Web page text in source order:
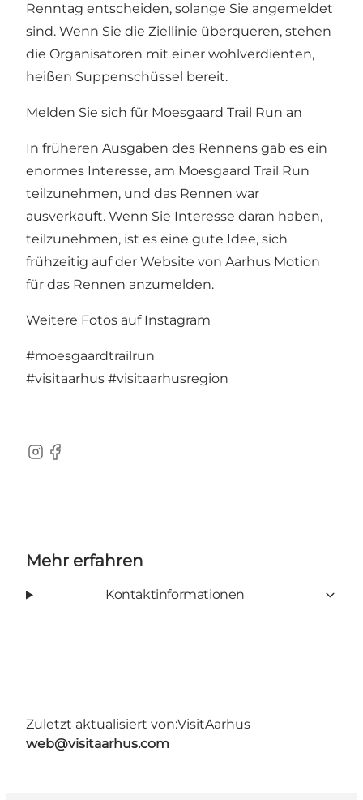
Renntag entscheiden, solange Sie angemeldet
sind. Wenn Sie die Ziellinie überqueren, stehen
die Organisatoren mit einer wohlverdienten,
heißen Suppenschüssel bereit.
Melden Sie sich für Moesgaard Trail Run an
In früheren Ausgaben des Rennens gab es ein
enormes Interesse, am Moesgaard Trail Run
teilzunehmen, und das Rennen war
ausverkauft. Wenn Sie Interesse daran haben,
teilzunehmen, ist es eine gute Idee, sich
frühzeitig auf der Website von Aarhus Motion
für das Rennen anzumelden.
Weitere Fotos auf Instagram
#moesgaardtrailrun
#visitaarhus #visitaarhusregion
Instagram
Facebook
Mehr erfahren
Kontaktinformationen
Zuletzt aktualisiert von:VisitAarhus
web@visitaarhus.com